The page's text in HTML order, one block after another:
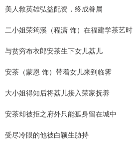
美人救英雄弘益配资，终成眷属
二小姐荣筠溪（程潇 饰）在福建学茶艺时
与贫穷布衣郎安茶生下女儿荔儿
安茶（蒙恩 饰）带着女儿来到临霁
大小姐得知后将荔儿接入荣家抚养
安茶却被拒之府外只能孤身留在城中
受尽冷眼的他被白颖生胁持